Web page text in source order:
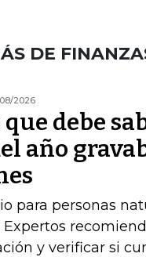
DE
2026
que debe
año
para personas
Expertos
y verificar si